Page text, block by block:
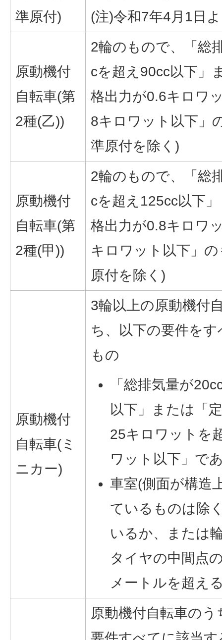
準原付)
(注)令和7年4月1日
原動機付
自転車(第
2種(乙))
2輪のもので、「総
cを超え90cc以下」
格出力が0.6キロワ
8キロワット以下」
準原付を除く)
原動機付
自転車(第
2種(甲))
2輪のもので、「総
cを超え125cc以下
格出力が0.8キロワ
キロワット以下」
原付を除く)
原動機付
自転車(ミ
ニカー)
3輪以上の原動機付
ち、以下の要件を
もの
「総排気量が
以下」または「
25キロワットを
ワット以下」で
車室(側面が構造
ているものは除
いるか、または
タイヤの中間点
メートルを超え
原動機付自転車のう